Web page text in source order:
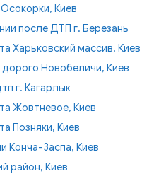
Киев
после ДТП г. Березань
Харьковский массив, Киев
Новобеличи, Киев
г. Кагарлык
Жовтневое, Киев
Позняки, Киев
Конча-Заспа, Киев
район, Киев